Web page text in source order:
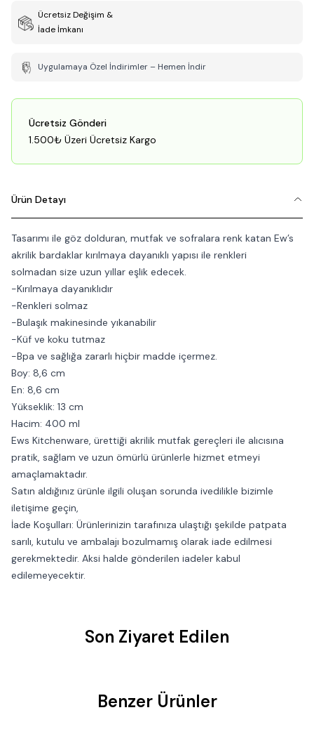
Ücretsiz Değişim &
İade İmkanı
Uygulamaya Özel İndirimler – Hemen İndir
Ücretsiz Gönderi
1.500₺ Üzeri Ücretsiz Kargo
Ürün Detayı
Tasarımı ile göz dolduran, mutfak ve sofralara renk katan Ew’s
akrilik bardaklar kırılmaya dayanıklı yapısı ile renkleri
solmadan size uzun yıllar eşlik edecek.
-Kırılmaya dayanıklıdır
-Renkleri solmaz
-Bulaşık makinesinde yıkanabilir
-Küf ve koku tutmaz
-Bpa ve sağlığa zararlı hiçbir madde içermez.
Boy: 8,6 cm
En: 8,6 cm
Yükseklik: 13 cm
Hacim: 400 ml
Ews Kitchenware, ürettiği akrilik mutfak gereçleri ile alıcısına
pratik, sağlam ve uzun ömürlü ürünlerle hizmet etmeyi
amaçlamaktadır.
Satın aldığınız ürünle ilgili oluşan sorunda ivedilikle bizimle
iletişime geçin,
İade Koşulları: Ürünlerinizin tarafınıza ulaştığı şekilde patpata
sarılı, kutulu ve ambalajı bozulmamış olarak iade edilmesi
gerekmektedir. Aksi halde gönderilen iadeler kabul
edilemeyecektir.
Son Ziyaret Edilen
Benzer Ürünler